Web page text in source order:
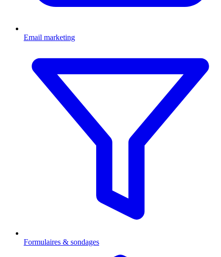
Email marketing
Formulaires & sondages